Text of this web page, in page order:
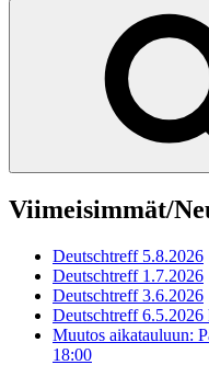
Viimeisimmät/
Deutschtreff 5.8.2026
Deutschtreff 1.7.2026
Deutschtreff 3.6.2026
Deutschtreff
Muutos aikatauluun:
18:00